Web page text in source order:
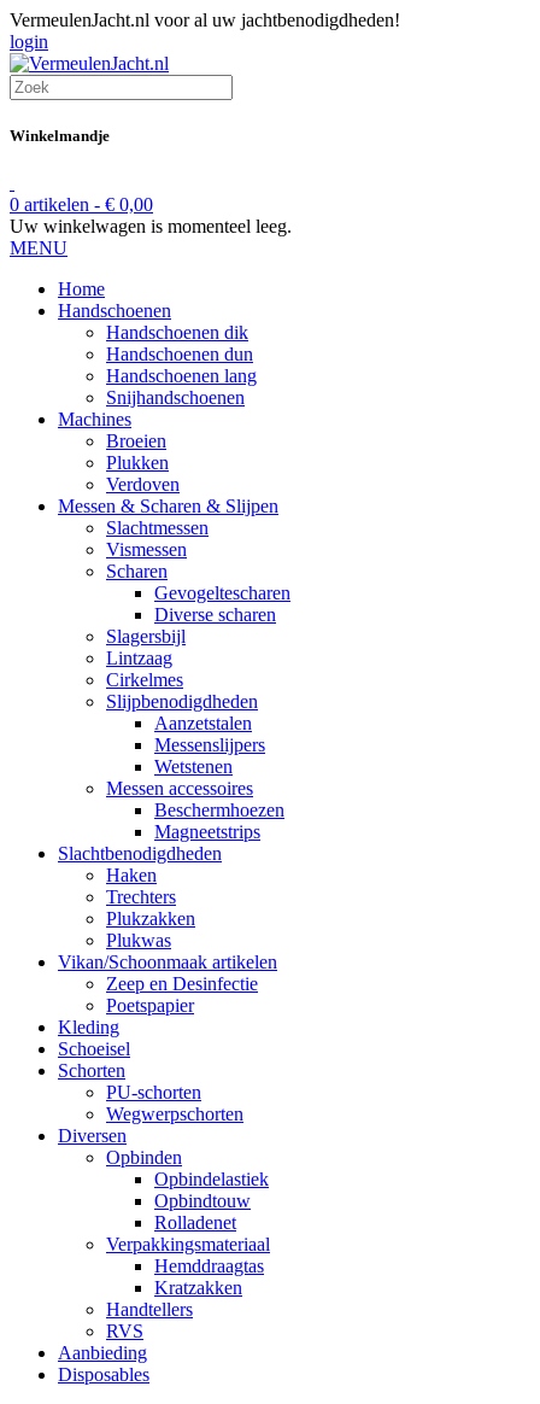
VermeulenJacht.nl voor al uw jachtbenodigdheden!
login
Winkelmandje
0 artikelen - € 0,00
Uw winkelwagen is momenteel leeg.
MENU
Home
Handschoenen
Handschoenen dik
Handschoenen dun
Handschoenen lang
Snijhandschoenen
Machines
Broeien
Plukken
Verdoven
Messen & Scharen & Slijpen
Slachtmessen
Vismessen
Scharen
Gevogeltescharen
Diverse scharen
Slagersbijl
Lintzaag
Cirkelmes
Slijpbenodigdheden
Aanzetstalen
Messenslijpers
Wetstenen
Messen accessoires
Beschermhoezen
Magneetstrips
Slachtbenodigdheden
Haken
Trechters
Plukzakken
Plukwas
Vikan/Schoonmaak artikelen
Zeep en Desinfectie
Poetspapier
Kleding
Schoeisel
Schorten
PU-schorten
Wegwerpschorten
Diversen
Opbinden
Opbindelastiek
Opbindtouw
Rolladenet
Verpakkingsmateriaal
Hemddraagtas
Kratzakken
Handtellers
RVS
Aanbieding
Disposables